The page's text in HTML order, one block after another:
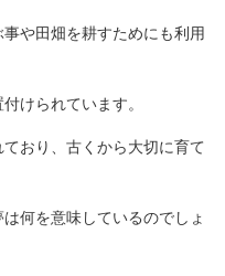
や田畑を耕すためにも利用
けられています。
おり、古くから大切に育て
何を意味しているのでしょ